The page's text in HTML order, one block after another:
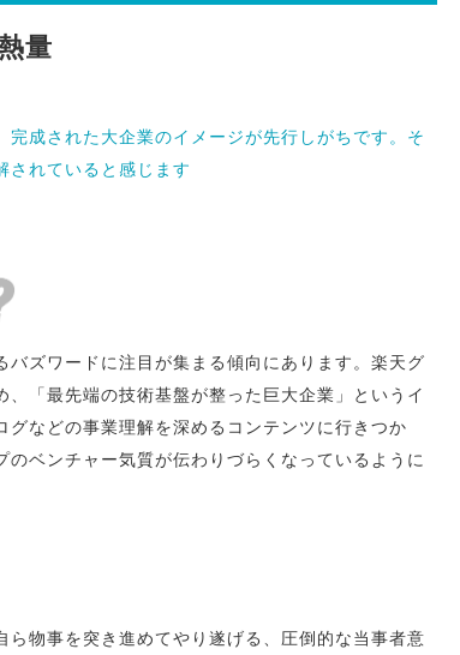
量
成された大企業のイメージが先行しがちです。そ
されていると感じます
ズワードに注目が集まる傾向にあります。楽天グ
「最先端の技術基盤が整った巨大企業」というイ
などの事業理解を深めるコンテンツに行きつか
ベンチャー気質が伝わりづらくなっているように
物事を突き進めてやり遂げる、圧倒的な当事者意